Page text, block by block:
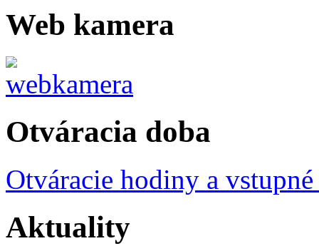
Web kamera
Otváracia doba
Otváracie hodiny a
Aktuality